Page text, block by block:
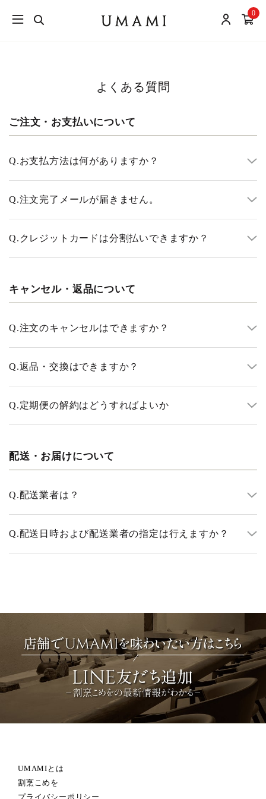
0
よくある質問
ご注文・お支払いについて
Q.お支払方法は何がありますか？
Q.注文完了メールが届きません。
Q. クレジットカードは分割払いできますか？
キャンセル・返品について
Q.注文のキャンセルはできますか？
Q.返品・交換はできますか？
Q.定期便の解約はどうすればよいか
配送・お届けについて
Q.配送業者は？
Q.配送日時および配送業者の指定は行えますか？
UMAMIとは
割烹こめを
プライバシーポリシー